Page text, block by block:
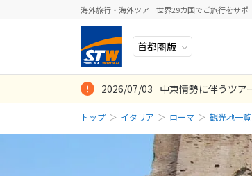
海外旅行・海外ツアー世界29カ国でご旅行をサポ
ヨーロッパ
中近東・トルコ
人気のテーマ
お得な旅
2026/07/03 中東情勢に伴うツア
トップ イタリア ローマ 観光地一覧